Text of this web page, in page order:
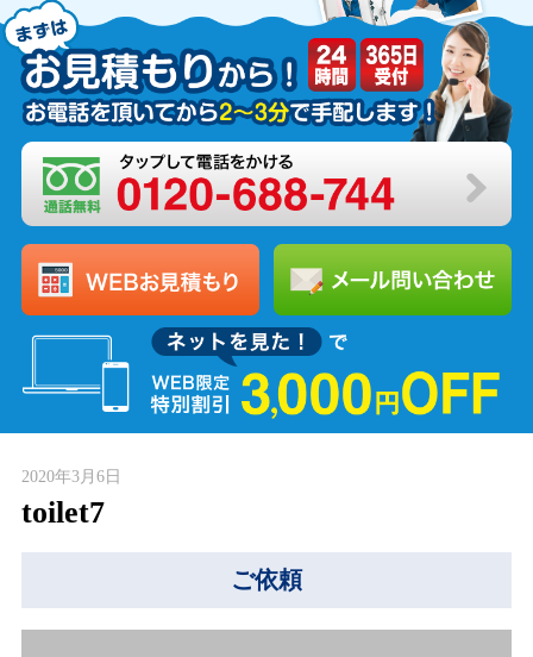
2020年3月6日
toilet7
ご依頼